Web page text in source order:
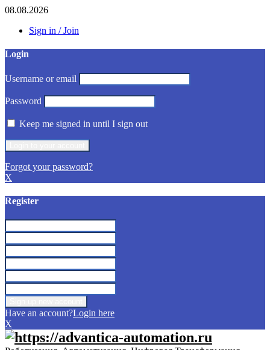
08.08.2026
Sign in / Join
Login
Username or email
Password
Keep me signed in until I sign out
Forgot your password?
X
Register
Have an account?Login here
X